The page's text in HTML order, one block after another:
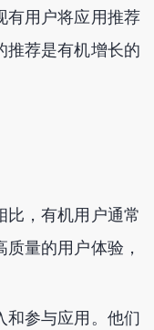
有用户将应用推荐
推荐是有机增长的
比，有机用户通常
量的用户体验，
和参与应用。他们